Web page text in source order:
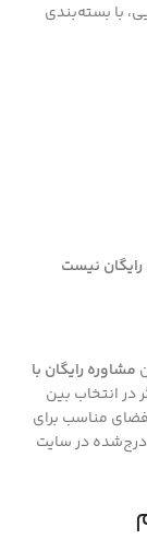
مدل 16 میل کشویی، با بسته‌بندی
رایگان نیست
مشاوره رایگان با
در انتخاب بین
فضای مناسب برای
درج‌شده در سایت